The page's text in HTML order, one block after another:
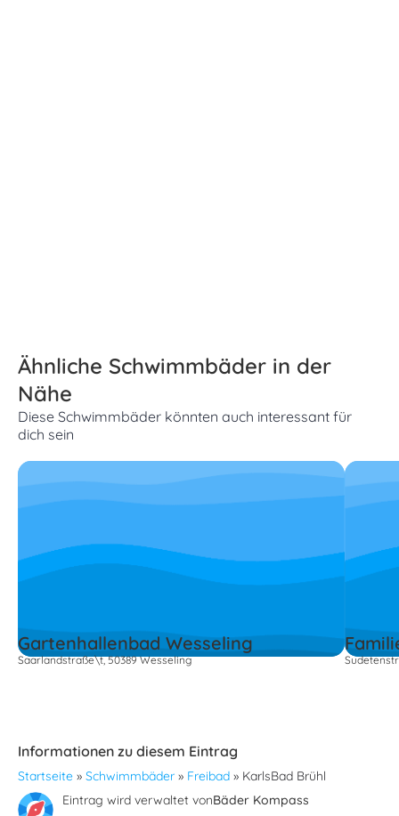
Ähnliche Schwimmbäder in der
Nähe
Diese Schwimmbäder könnten auch interessant für
dich sein
Gartenhallenbad Wesseling
Saarlandstraße\t, 50389 Wesseling
Informationen zu diesem Eintrag
Startseite » Schwimmbäder » Freibad » KarlsBad Brühl
Eintrag wird verwaltet vonBäder Kompass